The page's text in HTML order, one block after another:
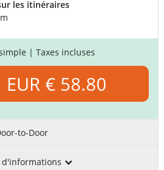
les itinéraires
| Taxes incluses
EUR € 58.80
to-Door
d'informations